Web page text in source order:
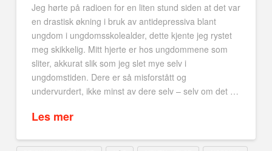
Jeg hørte på radioen for en liten stund siden at det var
en drastisk økning i bruk av antidepressiva blant
ungdom i ungdomsskolealder, dette kjente jeg rystet
meg skikkelig. Mitt hjerte er hos ungdommene som
sliter, akkurat slik som jeg slet mye selv i
ungdomstiden. Dere er så misforstått og
undervurdert, ikke minst av dere selv – selv om det …
Les mer